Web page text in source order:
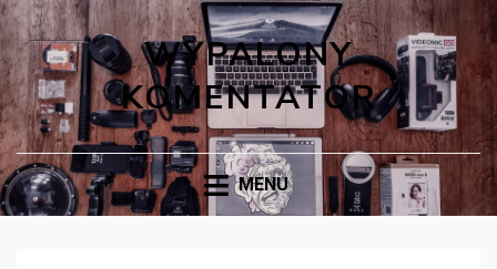
WYPALONY
KOMENTATOR
MENU